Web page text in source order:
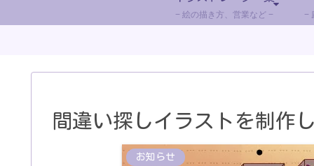
絵の描き方、営業など
間違い探しイラストを制作
お知らせ